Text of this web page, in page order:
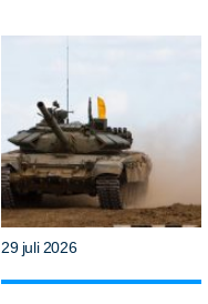
29 juli 2026